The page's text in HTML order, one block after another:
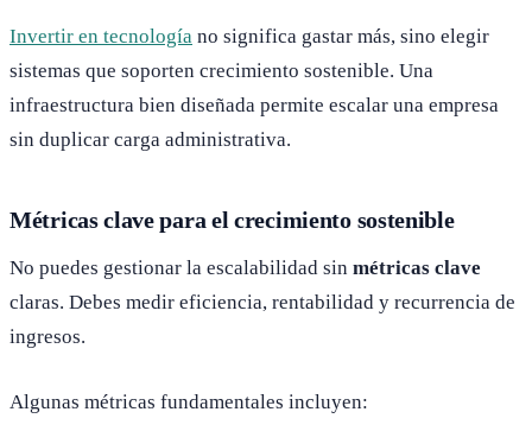
Invertir en tecnología no significa gastar más, sino elegir
sistemas que soporten crecimiento sostenible. Una
infraestructura bien diseñada permite escalar una empresa
sin duplicar carga administrativa.
Métricas clave para el crecimiento sostenible
No puedes gestionar la escalabilidad sin métricas clave
claras. Debes medir eficiencia, rentabilidad y recurrencia de
ingresos.
Algunas métricas fundamentales incluyen: